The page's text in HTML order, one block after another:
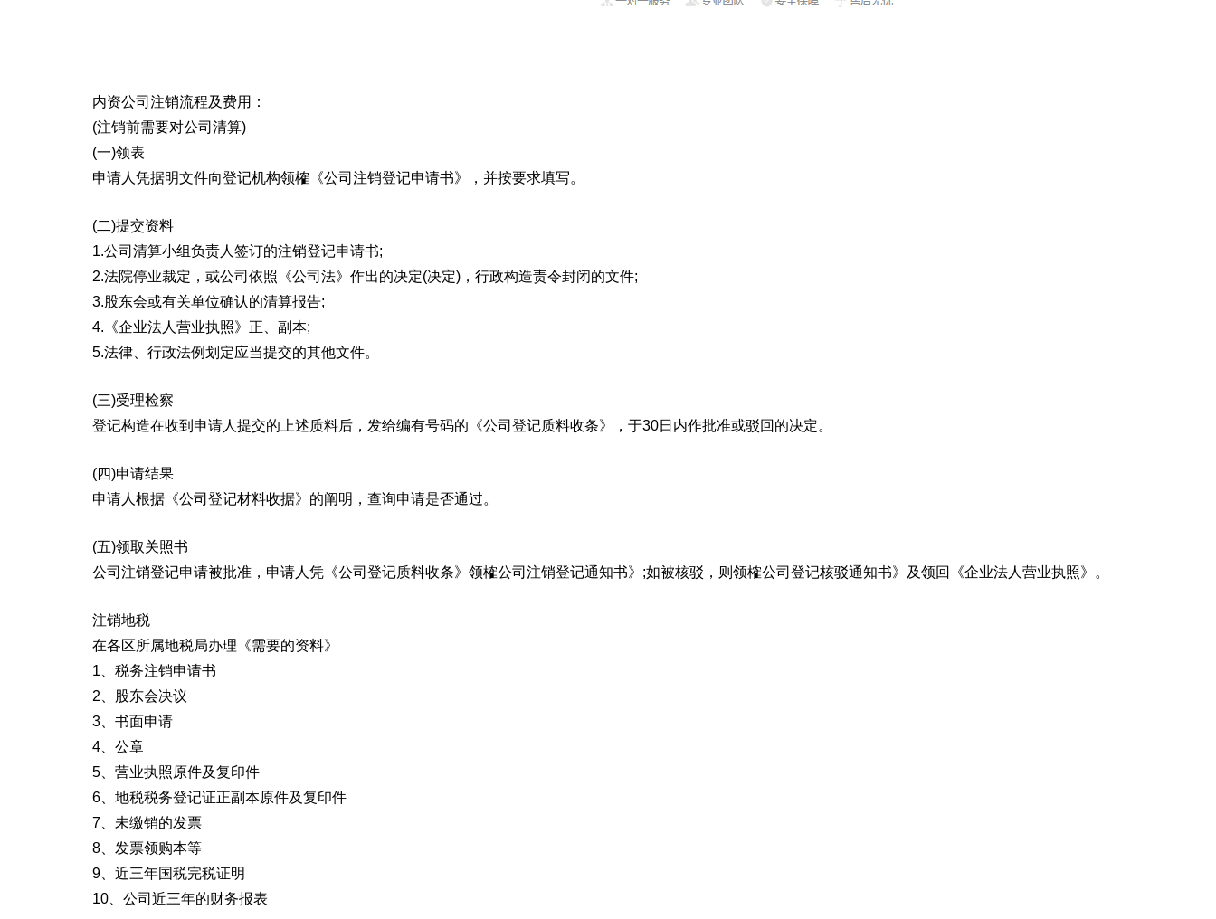
内资公司注销流程及费用：
(注销前需要对公司清算)
(一)领表
申请人凭据明文件向登记机构领榷《公司注销登记申请书》，并按要求填写。
(二)提交资料
1.公司清算小组负责人签订的注销登记申请书;
2.法院停业裁定，或公司依照《公司法》作出的决定(决定)，行政构造责令封闭的文件;
3.股东会或有关单位确认的清算报告;
4.《企业法人营业执照》正、副本;
5.法律、行政法例划定应当提交的其他文件。
(三)受理检察
登记构造在收到申请人提交的上述质料后，发给编有号码的《公司登记质料收条》，于30日内作批准或驳回的决定。
(四)申请结果
申请人根据《公司登记材料收据》的阐明，查询申请是否通过。
(五)领取关照书
公司注销登记申请被批准，申请人凭《公司登记质料收条》领榷公司注销登记通知书》;如被核驳，则领榷公司登记核驳通知书》及领回《企业法人营业执照》。
注销地税
在各区所属地税局办理《需要的资料》
1、税务注销申请书
2、股东会决议
3、书面申请
4、公章
5、营业执照原件及复印件
6、地税税务登记证正副本原件及复印件
7、未缴销的发票
8、发票领购本等
9、近三年国税完税证明
10、公司近三年的财务报表